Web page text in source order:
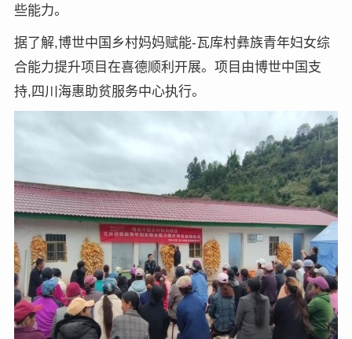
些能力。
据了解,博世中国乡村妈妈赋能-瓦库村彝族青年妇女综
合能力提升项目在喜德顺利开展。项目由博世中国支
持,四川海惠助贫服务中心执行。